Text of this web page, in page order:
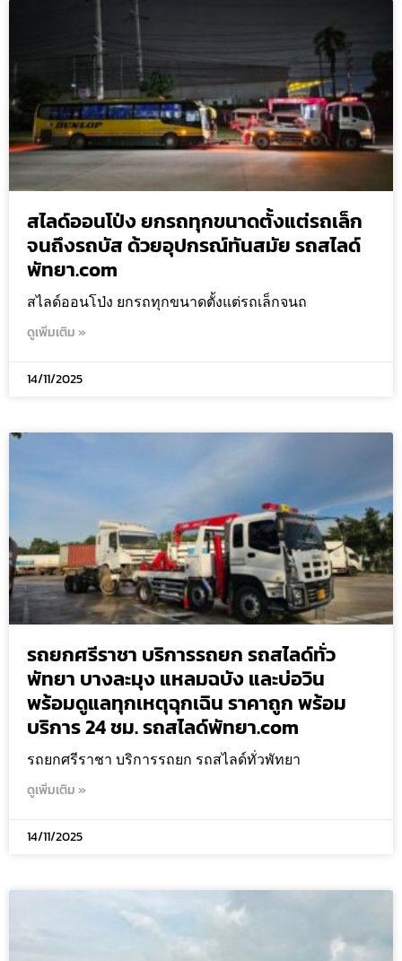
สไลด์ออนโป่ง ยกรถทุกขนาดตั้งแต่รถเล็ก
จนถึงรถบัส ด้วยอุปกรณ์ทันสมัย รถสไลด์
พัทยา.com
สไลด์ออนโป่ง ยกรถทุกขนาดตั้งแต่รถเล็กจนถ
ดูเพิ่มเติม »
14/11/2025
รถยกศรีราชา บริการรถยก รถสไลด์ทั่ว
พัทยา บางละมุง แหลมฉบัง และบ่อวิน
พร้อมดูแลทุกเหตุฉุกเฉิน ราคาถูก พร้อม
บริการ 24 ชม. รถสไลด์พัทยา.com
รถยกศรีราชา บริการรถยก รถสไลด์ทั่วพัทยา
ดูเพิ่มเติม »
14/11/2025